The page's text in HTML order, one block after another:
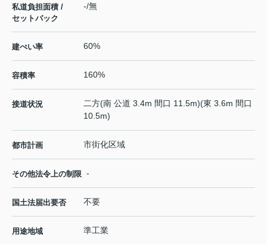
私道負担面積 /
セットバック
-/無
建ぺい率 60%
容積率 160%
接道状況
二方(南 公道 3.4m 間口 11.5m)(東 3.6m 間口
10.5m)
都市計画 市街化区域
その他法令上の制限 -
国土法届出要否 不要
用途地域 準工業